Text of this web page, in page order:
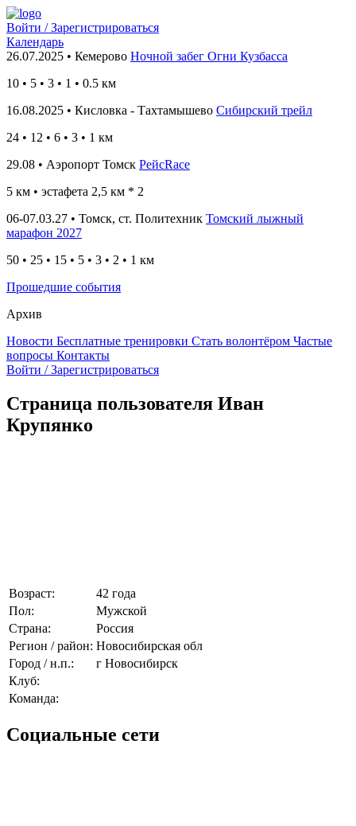
Войти / Зарегистрироваться
Календарь
26.07.2025 • Кемерово Ночной забег Огни Кузбасса
10 • 5 • 3 • 1 • 0.5 км
16.08.2025 • Кисловка - Тахтамышево Сибирский трейл
24 • 12 • 6 • 3 • 1 км
29.08 • Аэропорт Томск РейсRace
5 км • эстафета 2,5 км * 2
06-07.03.27 • Томск, ст. Политехник Томский лыжный
марафон 2027
50 • 25 • 15 • 5 • 3 • 2 • 1 км
Прошедшие события
Архив
Новости Бесплатные тренировки Стать волонтёром Частые
вопросы Контакты
Войти / Зарегистрироваться
Страница пользователя Иван
Крупянко
Возраст:
42 года
Пол:
Мужской
Страна:
Россия
Регион / район: Новосибирская обл
Город / н.п.:
г Новосибирск
Клуб:
Команда:
Социальные сети